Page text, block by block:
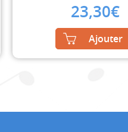
23,30€
Ajouter